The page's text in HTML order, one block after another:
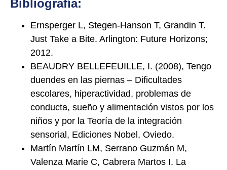
Bibliografía:
Ernsperger L, Stegen-Hanson T, Grandin T.
Just Take a Bite. Arlington: Future Horizons;
2012.
BEAUDRY BELLEFEUILLE, I. (2008), Tengo
duendes en las piernas – Dificultades
escolares, hiperactividad, problemas de
conducta, sueño y alimentación vistos por los
niños y por la Teoría de la integración
sensorial, Ediciones Nobel, Oviedo.
Martín Martín LM, Serrano Guzmán M,
Valenza Marie C, Cabrera Martos I. La